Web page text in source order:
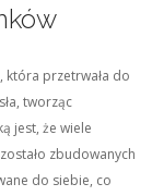
która przetrwała do
tworząc
jest, że wiele
zbudowanych
do siebie, co